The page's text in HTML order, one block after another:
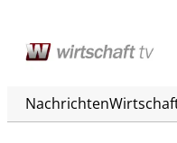
Nachrichten